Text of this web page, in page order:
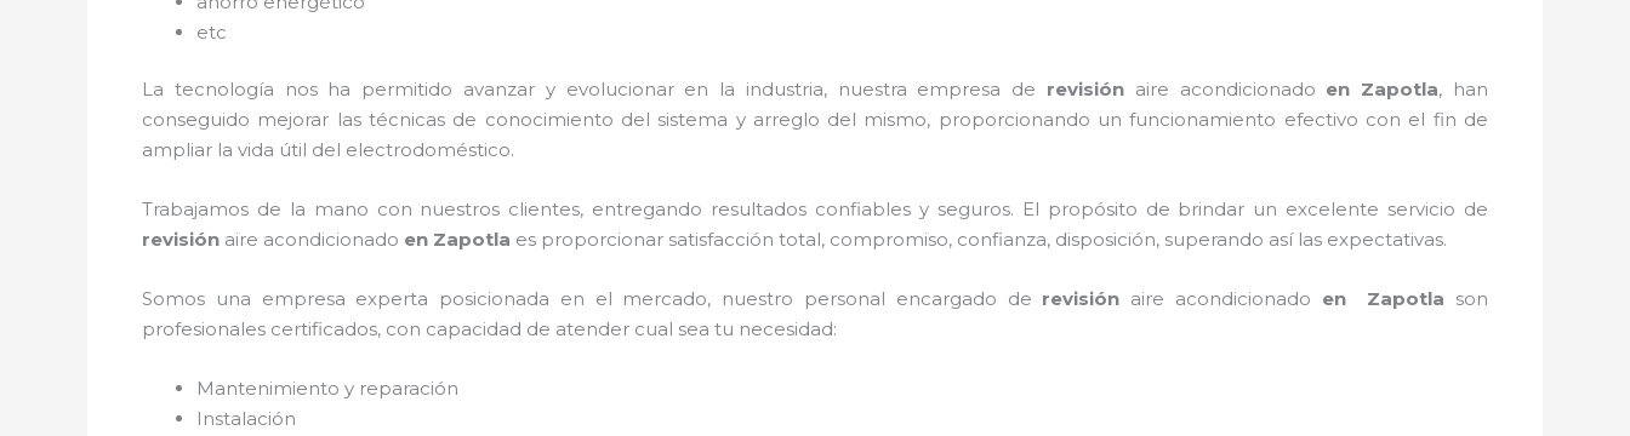
etc
La tecnología nos ha permitido avanzar y evolucionar en la industria, nuestra empresa de revisión aire acondicionado en Zapotla, han
conseguido mejorar las técnicas de conocimiento del sistema y arreglo del mismo, proporcionando un funcionamiento efectivo con el fin de
ampliar la vida útil del electrodoméstico.
Trabajamos de la mano con nuestros clientes, entregando resultados confiables y seguros. El propósito de brindar un excelente servicio de
revisión aire acondicionado en Zapotla es proporcionar satisfacción total, compromiso, confianza, disposición, superando así las expectativas.
Somos una empresa experta posicionada en el mercado, nuestro personal encargado de revisión aire acondicionado en Zapotla son
profesionales certificados, con capacidad de atender cual sea tu necesidad:
Mantenimiento y reparación
Instalación